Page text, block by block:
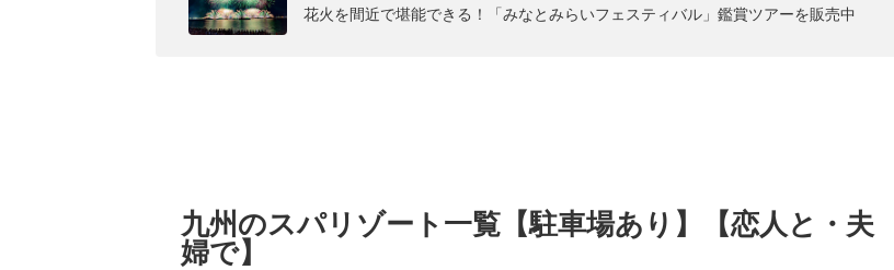
花火を間近で堪能できる！「みなとみらいフェスティバル」鑑賞ツアーを販売中
九州のスパリゾート一覧【駐車場あり】【恋人と・夫
婦で】